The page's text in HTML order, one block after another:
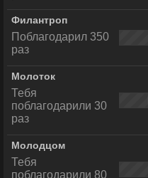
Филантроп
Поблагодарил 350
раз
Молоток
Тебя
поблагодарили 30
раз
Молодцом
Тебя
поблагодарили 80